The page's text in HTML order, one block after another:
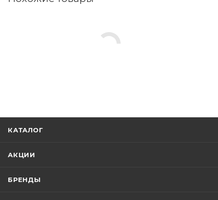
КАТАЛОГ
АКЦИИ
БРЕНДЫ